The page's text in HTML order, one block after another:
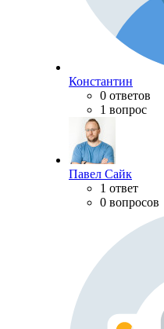
Константин
0 ответов
1 вопрос
Павел Сайк
1 ответ
0 вопросов